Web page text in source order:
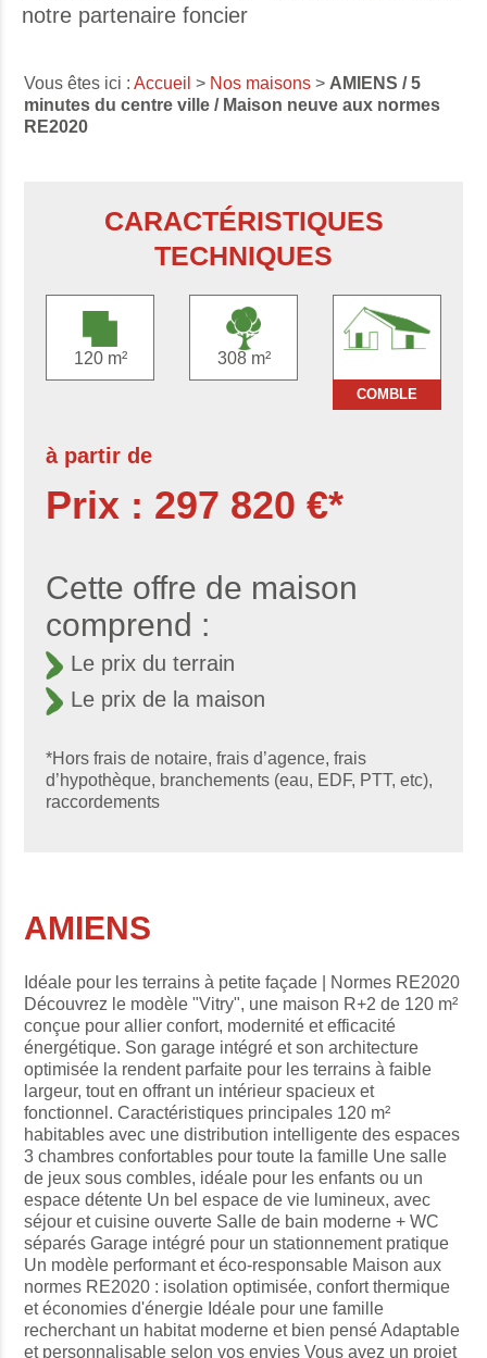
notre partenaire foncier
Vous êtes ici :Accueil > Nos maisons > AMIENS / 5
minutes du centre ville / Maison neuve aux normes
RE2020
AMIENS
Idéale pour les terrains à petite façade | Normes RE2020
Découvrez le modèle "Vitry", une maison R+2 de 120 m²
conçue pour allier confort, modernité et efficacité
énergétique. Son garage intégré et son architecture
optimisée la rendent parfaite pour les terrains à faible
largeur, tout en offrant un intérieur spacieux et
fonctionnel. Caractéristiques principales 120 m²
habitables avec une distribution intelligente des espaces
3 chambres confortables pour toute la famille Une salle
de jeux sous combles, idéale pour les enfants ou un
espace détente Un bel espace de vie lumineux, avec
séjour et cuisine ouverte Salle de bain moderne + WC
séparés Garage intégré pour un stationnement pratique
Un modèle performant et éco-responsable Maison aux
normes RE2020 : isolation optimisée, confort thermique
et économies d'énergie Idéale pour une famille
recherchant un habitat moderne et bien pensé Adaptable
et personnalisable selon vos envies Vous avez un projet
CARACTÉRISTIQUES
TECHNIQUES
120 m² 308 m²
COMBLE
à partir de
Prix : 297 820 €*
Cette offre de maison
comprend :
Le prix du terrain
Le prix de la maison
*Hors frais de notaire, frais d’agence, frais
d’hypothèque, branchements (eau, EDF, PTT, etc),
raccordements